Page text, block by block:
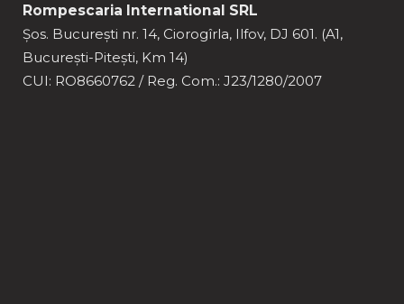
Rompescaria International SRL
Șos. București nr. 14, Ciorogîrla, Ilfov, DJ 601. (A1,
București-Pitești, Km 14)
CUI: RO8660762 / Reg. Com.: J23/1280/2007